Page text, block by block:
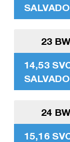
23
14,53
24
15,16